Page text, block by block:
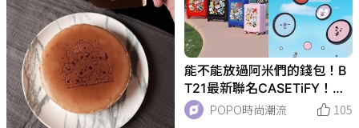
能不能放過阿米們的錢包！B
T21最新聯名CASETiFY！這
次手機殼可以寫上姓名＋本
命！居然還推出行李箱！
POPO時尚潮流 105